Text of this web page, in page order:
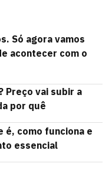
Só agora vamos
acontecer com o
Preço vai subir a
por quê
é, como funciona e
essencial